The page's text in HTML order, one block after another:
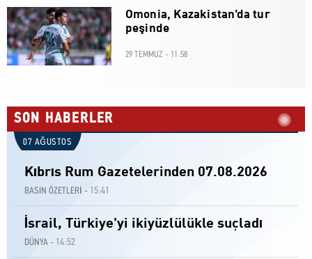
Omonia, Kazakistan'da tur
peşinde
29 TEMMUZ - 11:58
SON HABERLER
07 AĞUSTOS
Kıbrıs Rum Gazetelerinden 07.08.2026
BASIN ÖZETLERİ - 15:41
İsrail, Türkiye'yi ikiyüzlülükle suçladı
DÜNYA - 14:52